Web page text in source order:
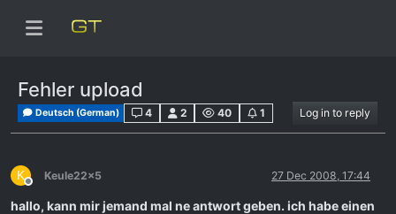
Fehler upload
Deutsch (German) 4 2 40 1 Log in to reply
K
Offline
Keule22x5 27 Dec 2008, 17:44
hallo, kann mir jemand mal ne antwort geben. ich habe einen